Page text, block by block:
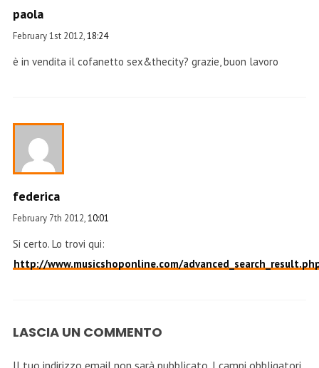
paola
February 1st 2012,18:24
è in vendita il cofanetto sex&thecity? grazie, buon lavoro
federica
February 7th 2012,10:01
Si certo. Lo trovi qui:
http://www.musicshoponline.com/
LASCIA UN COMMENTO
Il tuo indirizzo email non sarà pubblicato. I campi obbligatori